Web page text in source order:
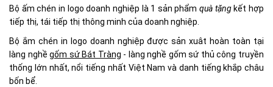
Bộ ấm chén in logo doanh nghiệp là 1 sản phẩmquà tặngkết hợp
tiếp thị, tái tiếp thị thông minh của doanh nghiệp.
Bộ ắm chén in logo doanh nghiệp được sản xuât hoàn toàn tại
làng nghềgốm sứ Bát Tràng - làng nghề gốm sứ thủ công truyền
thống lớn nhất, nổi tiếng nhất Việt Nam và danh tiếng khắp châu
bốn bể.